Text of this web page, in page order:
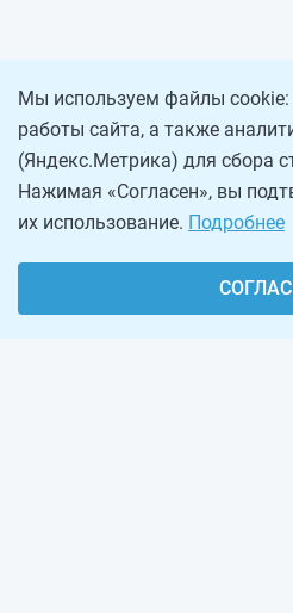
Мы используем файлы
работы сайта, а также
(Яндекс.Метрика) для сбора
Нажимая «Согласен», вы
их использование. Подробнее